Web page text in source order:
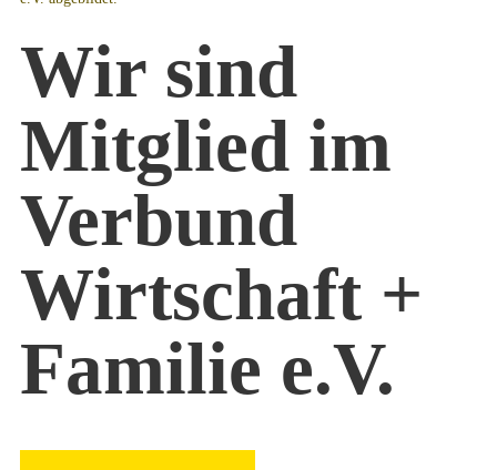
Wir sind
Mitglied im
Verbund
Wirtschaft +
Familie e.V.